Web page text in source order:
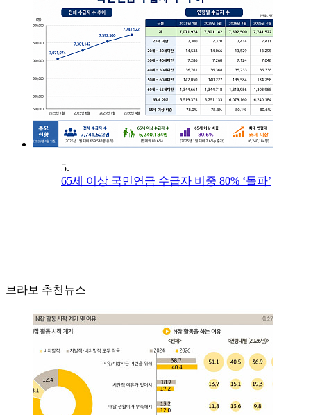
5.
65세 이상 국민연금 수급자 비중 80% ‘돌파’
브라보 추천뉴스